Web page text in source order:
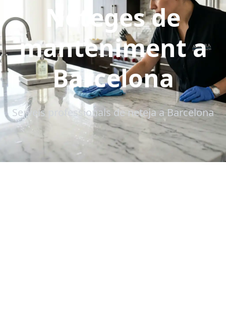
Neteges de
manteniment a
Barcelona
Serveis professionals de neteja a Barcelona